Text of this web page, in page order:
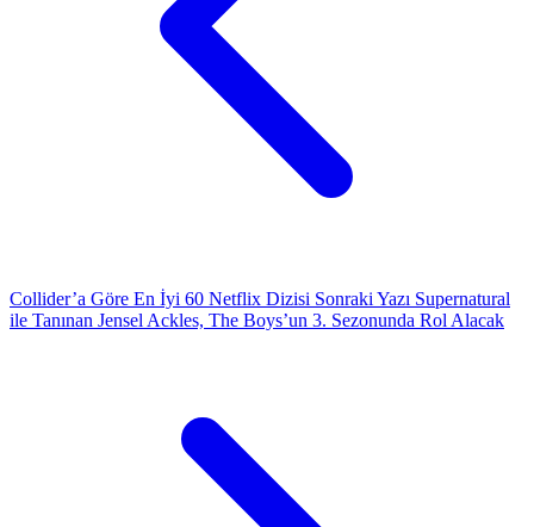
Collider’a Göre En İyi 60 Netflix Dizisi Sonraki Yazı Supernatural
ile Tanınan Jensel Ackles, The Boys’un 3. Sezonunda Rol Alacak